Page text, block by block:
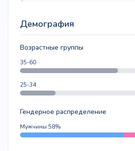
Демография
Возрастные группы
35-60
25-34
Гендерное распределение
Мужчины 58%